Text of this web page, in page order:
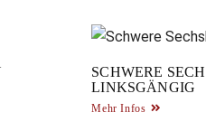
SCHWERE
LINKSGÄNGIG
Mehr Infos